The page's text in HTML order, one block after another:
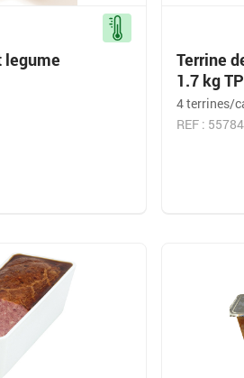
legume
Terrine
1.7 kg TP
4 terrines/
REF : 55784